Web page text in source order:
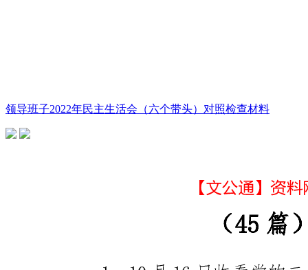
领导班子2022年民主生活会（六个带头）对照检查材料